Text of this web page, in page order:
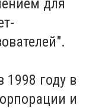
для
1998 году в
и